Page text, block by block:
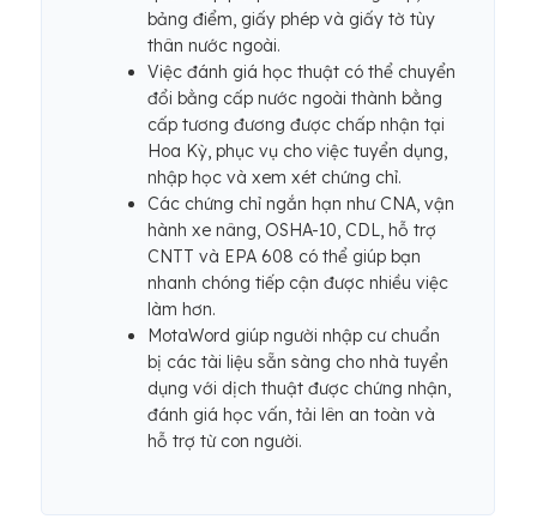
bảng điểm, giấy phép và giấy tờ tùy
thân nước ngoài.
Việc đánh giá học thuật có thể chuyển
đổi bằng cấp nước ngoài thành bằng
cấp tương đương được chấp nhận tại
Hoa Kỳ, phục vụ cho việc tuyển dụng,
nhập học và xem xét chứng chỉ.
Các chứng chỉ ngắn hạn như CNA, vận
hành xe nâng, OSHA-10, CDL, hỗ trợ
CNTT và EPA 608 có thể giúp bạn
nhanh chóng tiếp cận được nhiều việc
làm hơn.
MotaWord giúp người nhập cư chuẩn
bị các tài liệu sẵn sàng cho nhà tuyển
dụng với dịch thuật được chứng nhận,
đánh giá học vấn, tải lên an toàn và
hỗ trợ từ con người.